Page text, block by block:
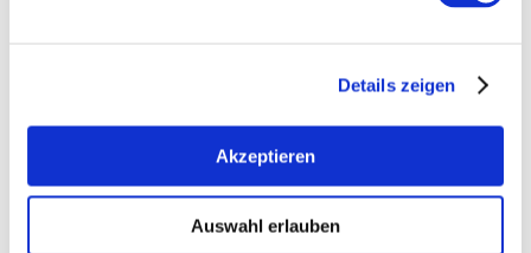
Details zeigen
Akzeptieren
Auswahl erlauben
Further Information & Downloads